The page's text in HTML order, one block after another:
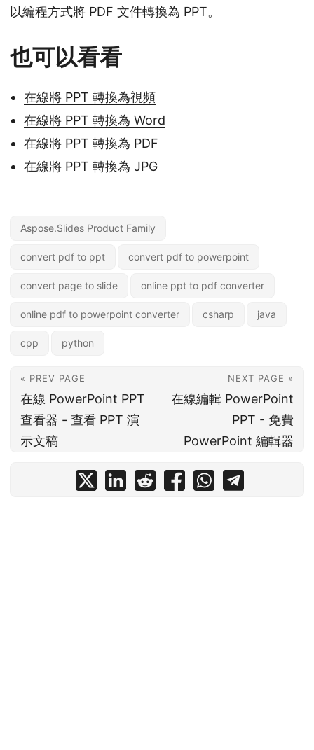
以編程方式將 PDF 文件轉換為 PPT。
也可以看看
在線將 PPT 轉換為視頻
在線將 PPT 轉換為 Word
在線將 PPT 轉換為 PDF
在線將 PPT 轉換為 JPG
Aspose.Slides Product Family
convert pdf to ppt convert pdf to powerpoint
convert page to slide online ppt to pdf converter
online pdf to powerpoint converter csharp java
cpp python
« PREV PAGE
在線 PowerPoint PPT
查看器 - 查看 PPT 演
示文稿
NEXT PAGE »
在線編輯 PowerPoint
PPT - 免費
PowerPoint 編輯器